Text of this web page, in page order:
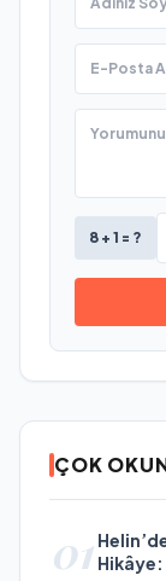
8 + 1 = ?
ÇOK
01